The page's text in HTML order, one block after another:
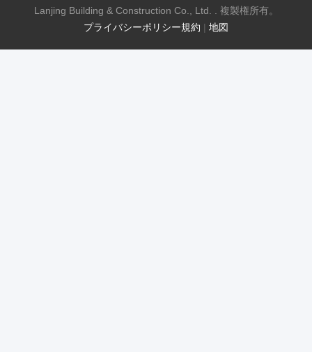
プライバシーポリシー規約 | 地図
Lanjing Building & Construction Co., Ltd. . 複製権所有。